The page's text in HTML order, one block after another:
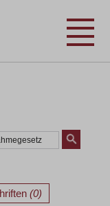
(0)